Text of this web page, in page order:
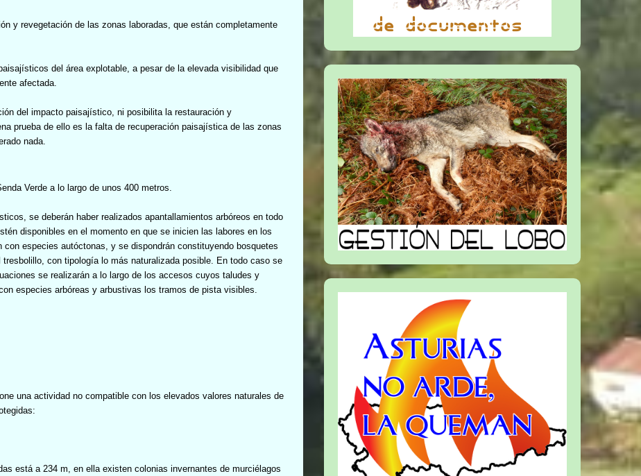
y revegetación de las zonas laboradas, que están completamente
del área explotable, a pesar de la elevada visibilidad que
afectada.
del impacto paisajístico, ni posibilita la restauración y
prueba de ello es la falta de recuperación paisajística de las zonas
nada.
Verde a lo largo de unos 400 metros.
se deberán haber realizados apantallamientos arbóreos en todo
disponibles en el momento en que se inicien las labores en los
especies autóctonas, y se dispondrán constituyendo bosquetes
con tipología lo más naturalizada posible. En todo caso se
se realizarán a lo largo de los accesos cuyos taludes y
especies arbóreas y arbustivas los tramos de pista visibles.
una actividad no compatible con los elevados valores naturales de
está a 234 m, en ella existen colonias invernantes de murciélagos